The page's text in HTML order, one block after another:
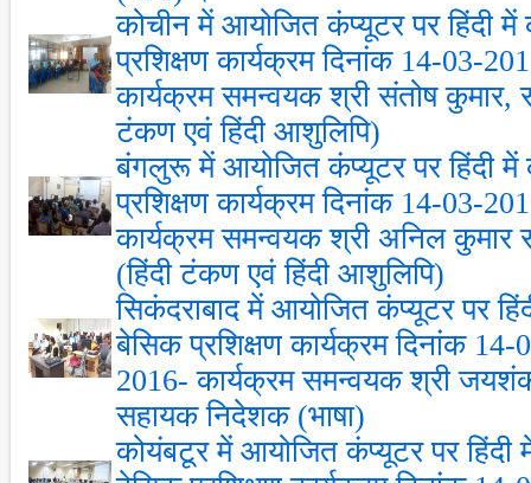
कोचीन में आयोजित कंप्‍यूटर पर हिंदी
प्रशिक्षण कार्यक्रम दिनांक 14-03-
कार्यक्रम समन्‍वयक श्री संतोष कुमार,
टंकण एवं हिंदी आशुलिपि)
बंगलुरू में आयोजित कंप्‍यूटर पर हिंदी
प्रशिक्षण कार्यक्रम दिनांक 14-03-
कार्यक्रम समन्‍वयक श्री अनिल
(हिंदी टंकण एवं हिंदी आशुलिपि)
सिकंदराबाद में आयोजित कंप्‍यूटर पर
बेसिक प्रशिक्षण कार्यक्रम दिनांक
2016- कार्यक्रम समन्‍वयक श्री
सहायक निदेशक (भाषा)
कोयंबटूर में आयोजित कंप्‍यूटर पर